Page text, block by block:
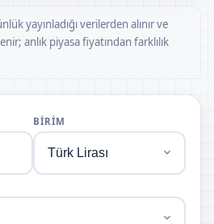
yayınladığı verilerden alınır ve
anlık piyasa fiyatından farklılık
BIRIM